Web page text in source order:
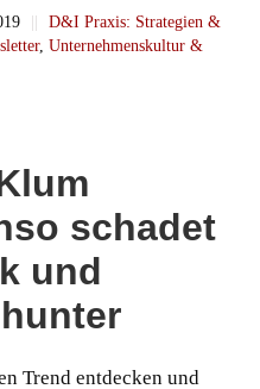
||
D&I Praxis: Strategien &
, Unternehmenskultur &
schadet
und
Trend entdecken und